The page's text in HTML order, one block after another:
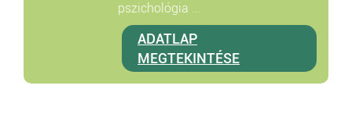
pszichológia ...
ADATLAP
MEGTEKINTÉSE